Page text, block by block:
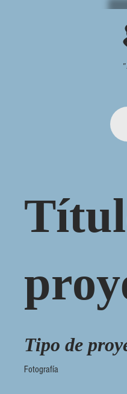
Tipo de
Fotografía